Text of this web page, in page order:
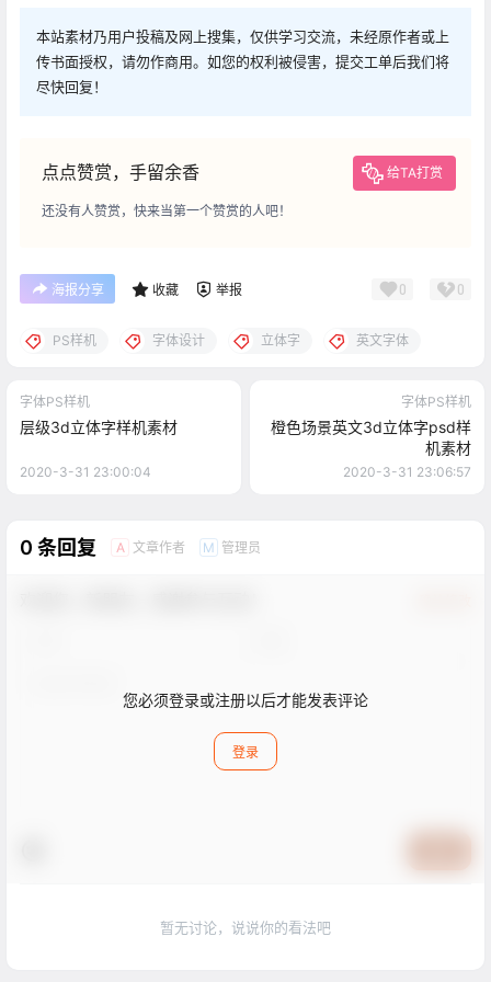
本站素材乃用户投稿及网上搜集，仅供学习交流，未经原作者或上
传书面授权，请勿作商用。如您的权利被侵害，提交工单后我们将
尽快回复！
点点赞赏，手留余香 给TA打赏
还没有人赞赏，快来当第一个赞赏的人吧！
海报分享 收藏 举报 0 0
PS样机 字体设计 立体字 英文字体
字体PS样机
层级3d立体字样机素材
2020-3-31 23:00:04
字体PS样机
橙色场景英文3d立体字psd样
机素材
2020-3-31 23:06:57
0 条回复 A 文章作者 M 管理员
您必须登录或注册以后才能发表评论
登录
暂无讨论，说说你的看法吧